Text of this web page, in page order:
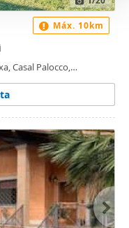
Casal Palocco,
Máx. 10km